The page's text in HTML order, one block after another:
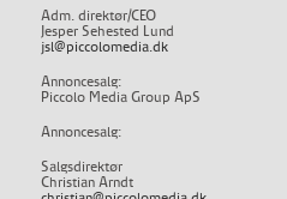
Adm. direktør/CEO
Jesper Sehested Lund
jsl@piccolomedia.dk
Annoncesalg:
Piccolo Media Group ApS
Annoncesalg:
Salgsdirektør
Christian Arndt